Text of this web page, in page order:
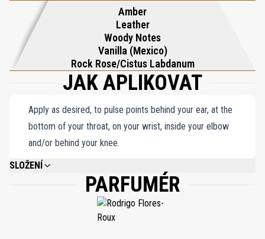
Amber
Leather
Woody Notes
Vanilla (Mexico)
Rock Rose/Cistus Labdanum
JAK APLIKOVAT
Apply as desired, to pulse points behind your ear, at the
bottom of your throat, on your wrist, inside your elbow
and/or behind your knee.
SLOŽENÍ
ALCOHOL DENAT., WATER/AQUA/EAU, FRAGRANCE (PARFUM), LINALOOL,
BENZYL SALICYLATE, HYDROXYCITRONELLAL, LIMONENE, BENZYL
CINNAMATE, BENZYL BENZOATE, GERANIOL, EUGENOL, HEXYL CINNAMAL,
CINNAMYL ALCOHOL, CITRONELLOL, ISOEUGENOL, FARNESOL, BENZYL
PARFUMÉR